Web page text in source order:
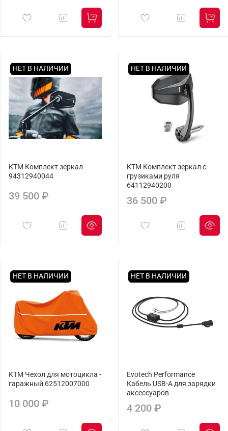
НЕТ В НАЛИЧИИ
KTM Комплект зеркал
94312940044
39 500 ₽
НЕТ В НАЛИЧИИ
KTM Комплект зеркал с
грузиками руля
64112940200
36 500 ₽
НЕТ В НАЛИЧИИ
KTM Чехол для мотоцикла -
гаражный 62512007000
10 000 ₽
НЕТ В НАЛИЧИИ
Evotech Performance
Кабель USB-A для зарядки
аксессуаров
4 200 ₽